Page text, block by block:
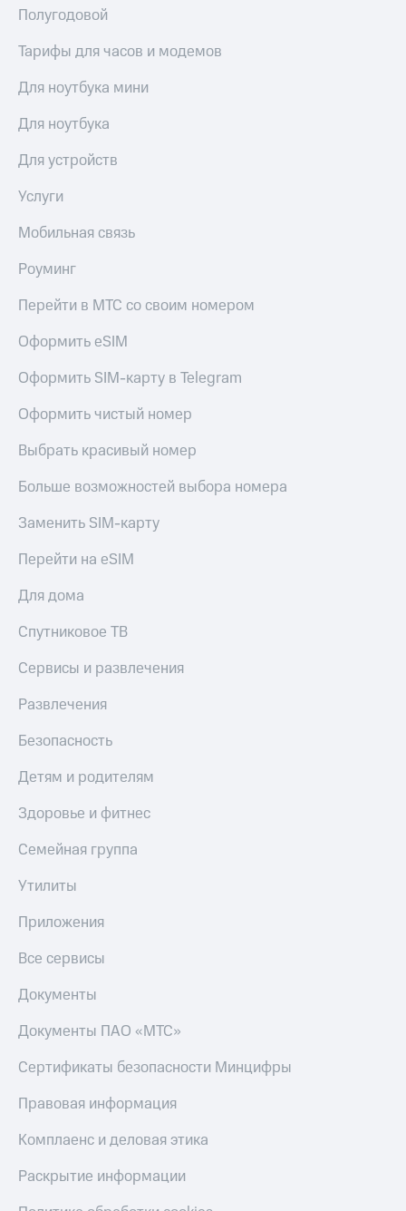
Полугодовой
Тарифы для часов и модемов
Для ноутбука мини
Для ноутбука
Для устройств
Услуги
Мобильная связь
Роуминг
Перейти в МТС со своим номером
Оформить eSIM
Оформить SIM-карту в Telegram
Оформить чистый номер
Выбрать красивый номер
Больше возможностей выбора номера
Заменить SIM-карту
Перейти на eSIM
Для дома
Спутниковое ТВ
Сервисы и развлечения
Развлечения
Безопасность
Детям и родителям
Здоровье и фитнес
Семейная группа
Утилиты
Приложения
Все сервисы
Документы
Документы ПАО «МТС»
Сертификаты безопасности Минцифры
Правовая информация
Комплаенс и деловая этика
Раскрытие информации